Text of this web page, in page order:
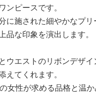
ンピースです。
に施された細やかなプ
品な印象を演出します。
ウエストのリボンデザ
えてくれます。
女性が求める品格と温